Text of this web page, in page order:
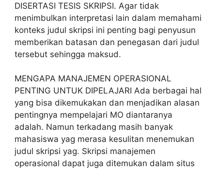
DISERTASI TESIS SKRIPSI. Agar tidak
menimbulkan interpretasi lain dalam memahami
konteks judul skripsi ini penting bagi penyusun
memberikan batasan dan penegasan dari judul
tersebut sehingga maksud.
MENGAPA MANAJEMEN OPERASIONAL
PENTING UNTUK DIPELAJARI Ada berbagai hal
yang bisa dikemukakan dan menjadikan alasan
pentingnya mempelajari MO diantaranya
adalah. Namun terkadang masih banyak
mahasiswa yag merasa kesulitan menemukan
judul skripsi yag. Skripsi manajemen
operasional dapat juga ditemukan dalam situs